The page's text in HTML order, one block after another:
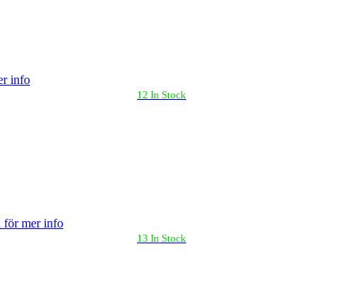
info
12 In Stock
för mer info
13 In Stock